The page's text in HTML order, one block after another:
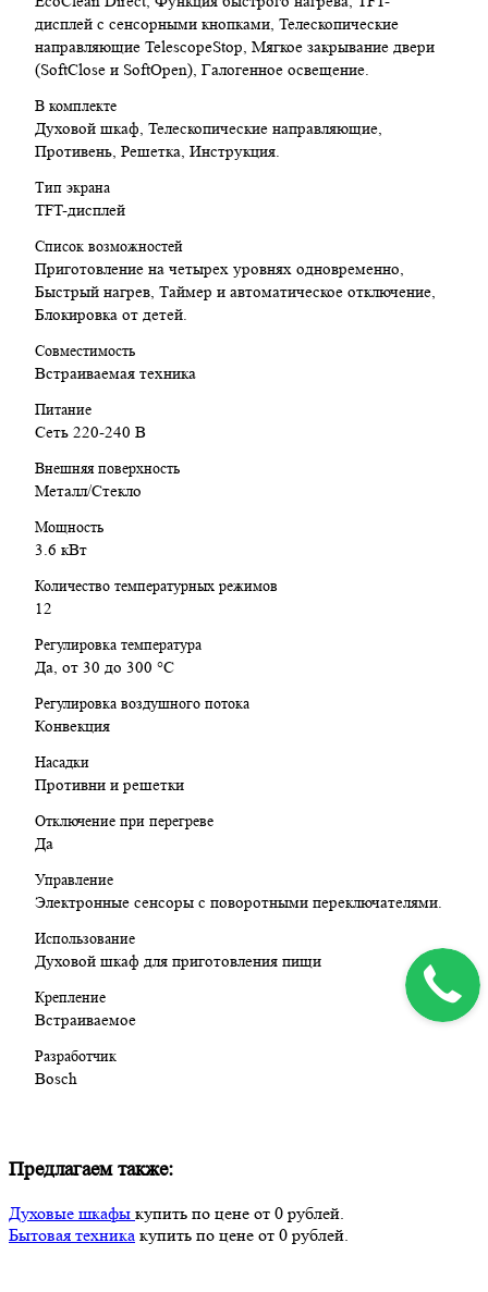
йогурта до пиццы.
Телескопические направляющие TelescopeStop –
легкость и безопасность при загрузке блюд.
12 режимов готовки – включая гриль, конвекцию и
разморозку.
Класс энергопотребления A+ – экономия
Блокировка от детей – дополнительная защита для
безопасного использования.
Современный дизайн – элегантный внешний вид с
премиальными материалами.
Характеристики:
Производитель: Bosch
Объем камеры: 71 литр.
Режимы приготовления: Гриль, конвекция, разморозка
Очистка: Каталитическая (EcoClean Direct), очистка
Количество режимов: 12
Энергопотребление: Класс A+
Мощность подключения: 3.6 кВт
Направляющие: Телескопические на одном уровне
дисплей, защита от детей
Размеры для встраивания (ВхШхГ): 58.5x56x55 см
Заключение:
себе премиальный дизайн, удобство использования и
передовые технологии. Идеально подходит для тех, кто
минимальным усилиям в уходе и максимальному комфорту на
кухне.
дисплей с сенсорными кнопками, Телескопические
направляющие TelescopeStop, Мягкое закрывание двери
(SoftClose и SoftOpen), Галогенное освещение.
В комплекте
Духовой шкаф, Телескопические направляющие,
Противень, Решетка, Инструкция.
Тип экрана
TFT-дисплей
Список возможностей
Приготовление на четырех уровнях одновременно,
Быстрый нагрев, Таймер и автоматическое отключение,
Блокировка от детей.
Совместимость
Встраиваемая техника
Питание
Сеть 220-240 В
Внешняя поверхность
Металл/Стекло
Мощность
3.6 кВт
Количество температурных режимов
12
Регулировка температура
Да, от 30 до 300 °C
Регулировка воздушного потока
Конвекция
Насадки
Противни и решетки
Отключение при перегреве
Да
Управление
Электронные сенсоры с поворотными переключателями.
Использование
Духовой шкаф для приготовления пищи
Крепление
Встраиваемое
Разработчик
Bosch
Предлагаем также:
Духовые шкафы купить по цене от 0 рублей.
Бытовая техника купить по цене от 0 рублей.